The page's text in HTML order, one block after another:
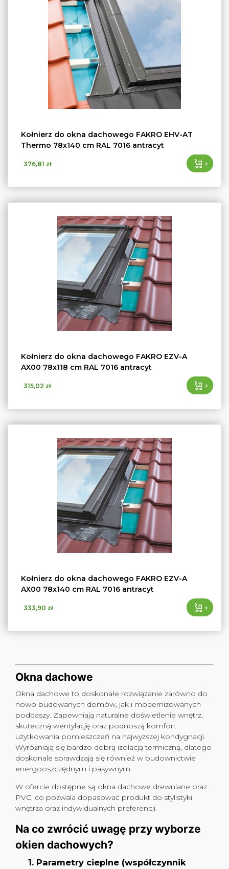
Kołnierz do okna dachowego FAKRO EHV-AT
Thermo 78x140 cm RAL 7016 antracyt
376,81 zł +
Kołnierz do okna dachowego FAKRO EZV-A
AX00 78x118 cm RAL 7016 antracyt
315,02 zł +
Kołnierz do okna dachowego FAKRO EZV-A
AX00 78x140 cm RAL 7016 antracyt
333,90 zł +
Okna dachowe
Okna dachowe to doskonałe rozwiązanie zarówno do
nowo budowanych domów, jak i modernizowanych
poddaszy. Zapewniają naturalne doświetlenie wnętrz,
skuteczną wentylację oraz podnoszą komfort
użytkowania pomieszczeń na najwyższej kondygnacji.
Wyróżniają się bardzo dobrą izolacją termiczną, dlatego
doskonale sprawdzają się również w budownictwie
energooszczędnym i pasywnym.
W ofercie dostępne są okna dachowe drewniane oraz
PVC, co pozwala dopasować produkt do stylistyki
wnętrza oraz indywidualnych preferencji.
Na co zwrócić uwagę przy wyborze
okien dachowych?
1. Parametry cieplne (współczynnik